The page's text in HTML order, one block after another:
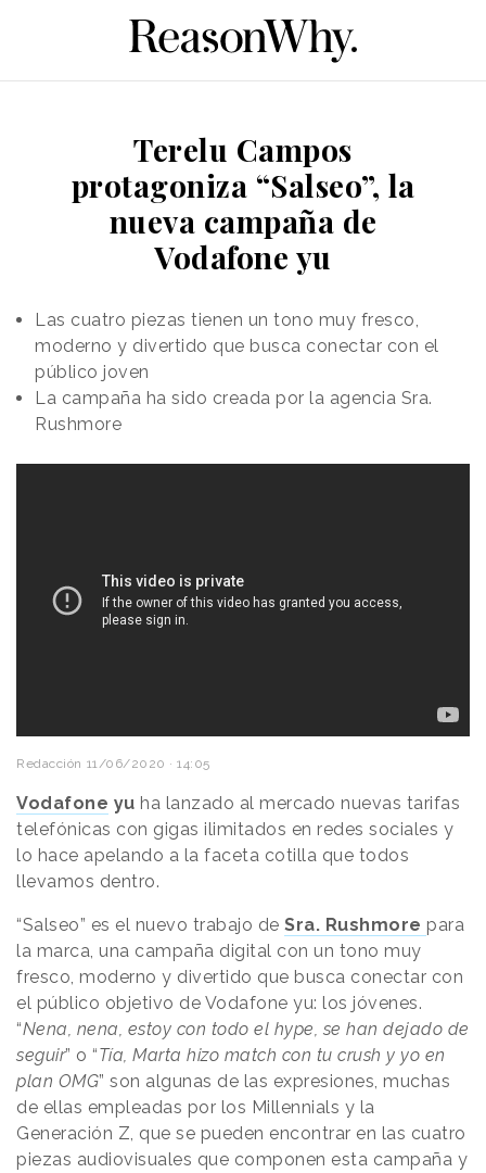
Terelu Campos
protagoniza “Salseo”, la
nueva campaña de
Vodafone yu
Las cuatro piezas tienen un tono muy fresco,
moderno y divertido que busca conectar con el
público joven
La campaña ha sido creada por la agencia Sra.
Rushmore
Redacción 11/06/2020 · 14:05
Vodafone yu ha lanzado al mercado nuevas tarifas
telefónicas con gigas ilimitados en redes sociales y
lo hace apelando a la faceta cotilla que todos
llevamos dentro.
“Salseo” es el nuevo trabajo de Sra. Rushmore para
la marca, una campaña digital con un tono muy
fresco, moderno y divertido que busca conectar con
el público objetivo de Vodafone yu: los jóvenes.
“Nena, nena, estoy con todo el hype, se han dejado de
seguir” o “Tía, Marta hizo match con tu crush y yo en
plan OMG” son algunas de las expresiones, muchas
de ellas empleadas por los Millennials y la
Generación Z, que se pueden encontrar en las cuatro
piezas audiovisuales que componen esta campaña y